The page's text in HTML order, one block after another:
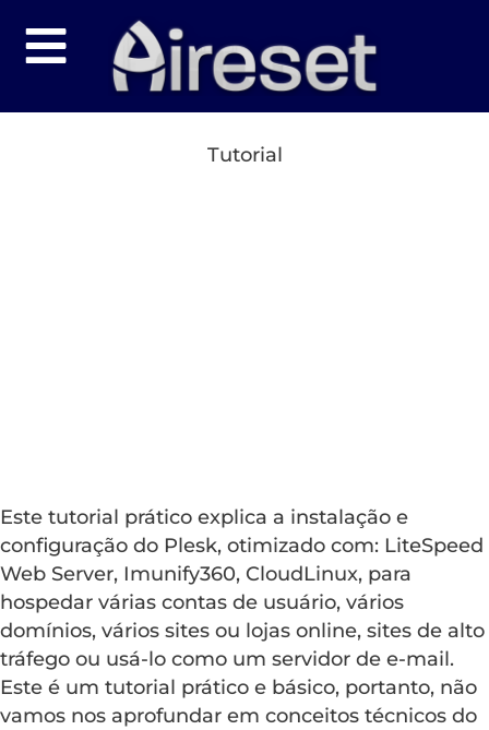
Tutorial
Este tutorial prático explica a instalação e
configuração do Plesk, otimizado com: LiteSpeed
Web Server, Imunify360, CloudLinux, para
hospedar várias contas de usuário, vários
domínios, vários sites ou lojas online, sites de alto
tráfego ou usá-lo como um servidor de e-mail.
Este é um tutorial prático e básico, portanto, não
vamos nos aprofundar em conceitos técnicos do